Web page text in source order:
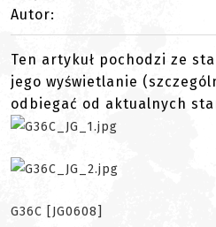
Autor:
Ten artykuł pochodzi ze
jego wyświetlanie
odbiegać od aktualnych
G36C [JG0608]